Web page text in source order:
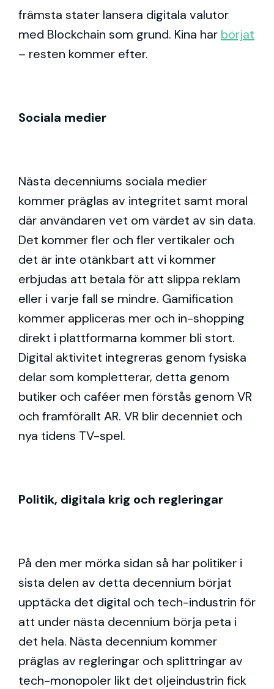
främsta stater lansera digitala valutor
med Blockchain som grund. Kina har börjat
– resten kommer efter.
Sociala medier
Nästa decenniums sociala medier
kommer präglas av integritet samt moral
där användaren vet om värdet av sin data.
Det kommer fler och fler vertikaler och
det är inte otänkbart att vi kommer
erbjudas att betala för att slippa reklam
eller i varje fall se mindre. Gamification
kommer appliceras mer och in-shopping
direkt i plattformarna kommer bli stort.
Digital aktivitet integreras genom fysiska
delar som kompletterar, detta genom
butiker och caféer men förstås genom VR
och framförallt AR. VR blir decenniet och
nya tidens TV-spel.
Politik, digitala krig och regleringar
På den mer mörka sidan så har politiker i
sista delen av detta decennium börjat
upptäcka det digital och tech-industrin för
att under nästa decennium börja peta i
det hela. Nästa decennium kommer
präglas av regleringar och splittringar av
tech-monopoler likt det oljeindustrin fick